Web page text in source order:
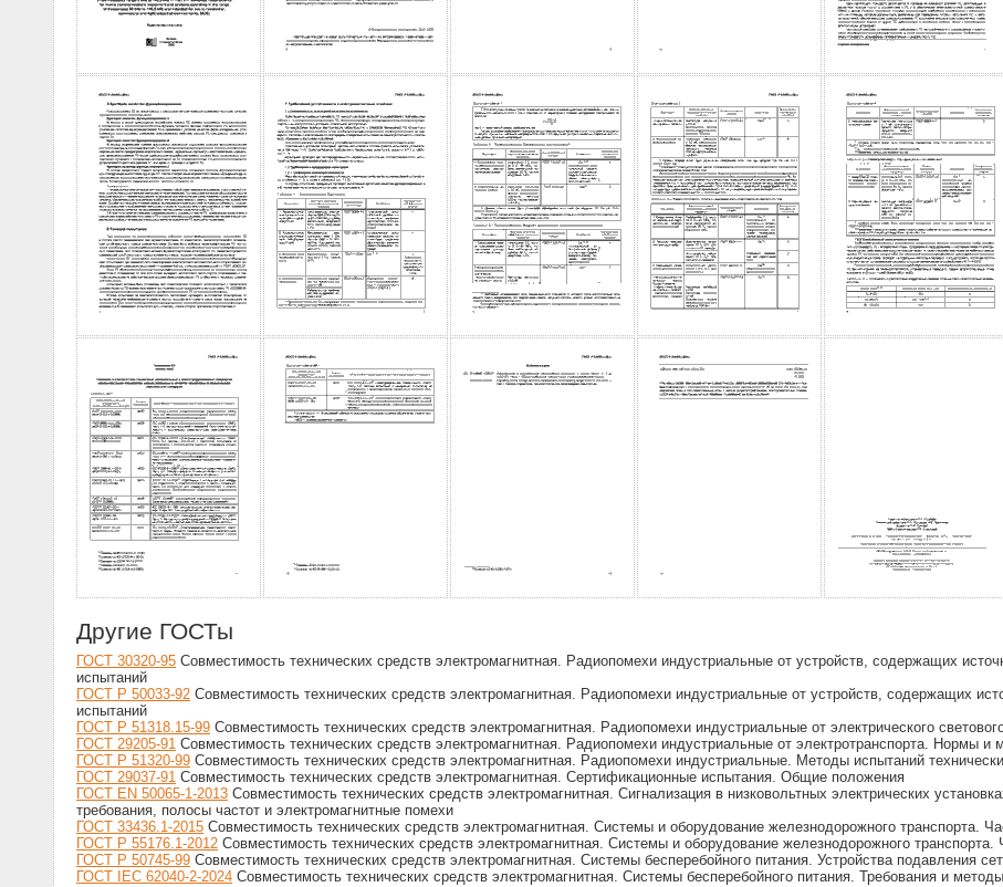
Другие ГОСТы
ГОСТ 30320-95 Совместимость технических средств электромагнитная. Радиопомехи индустриальные от устройств, содержащих
испытаний
ГОСТ Р 50033-92 Совместимость технических средств электромагнитная. Радиопомехи индустриальные от устройств, содержащих
испытаний
ГОСТ Р 51318.15-99 Совместимость технических средств электромагнитная. Радиопомехи индустриальные от электрического
ГОСТ 29205-91 Совместимость технических средств электромагнитная. Радиопомехи индустриальные от электротранспорта. Нормы и
ГОСТ Р 51320-99 Совместимость технических средств электромагнитная. Радиопомехи индустриальные. Методы испытаний
ГОСТ 29037-91 Совместимость технических средств электромагнитная. Сертификационные испытания. Общие положения
ГОСТ EN 50065-1-2013 Совместимость технических средств электромагнитная. Сигнализация в низковольтных электрических
требования, полосы частот и электромагнитные помехи
ГОСТ 33436.1-2015 Совместимость технических средств электромагнитная. Системы и оборудование железнодорожного транспорта.
ГОСТ Р 55176.1-2012 Совместимость технических средств электромагнитная. Системы и оборудование железнодорожного
ГОСТ Р 50745-99 Совместимость технических средств электромагнитная. Системы бесперебойного питания. Устройства подавления
ГОСТ IEC 62040-2-2024 Совместимость технических средств электромагнитная. Системы бесперебойного питания. Требования и